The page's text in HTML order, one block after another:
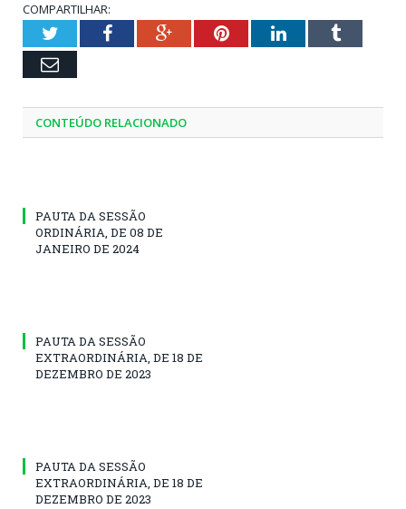
COMPARTILHAR:
TwitterFacebookGoogle+PinterestLinkedInTumblr
Email
CONTEÚDO RELACIONADO
PAUTA DA SESSÃO
ORDINÁRIA, DE 08 DE
JANEIRO DE 2024
PAUTA DA SESSÃO
EXTRAORDINÁRIA, DE 18 DE
DEZEMBRO DE 2023
PAUTA DA SESSÃO
EXTRAORDINÁRIA, DE 18 DE
DEZEMBRO DE 2023